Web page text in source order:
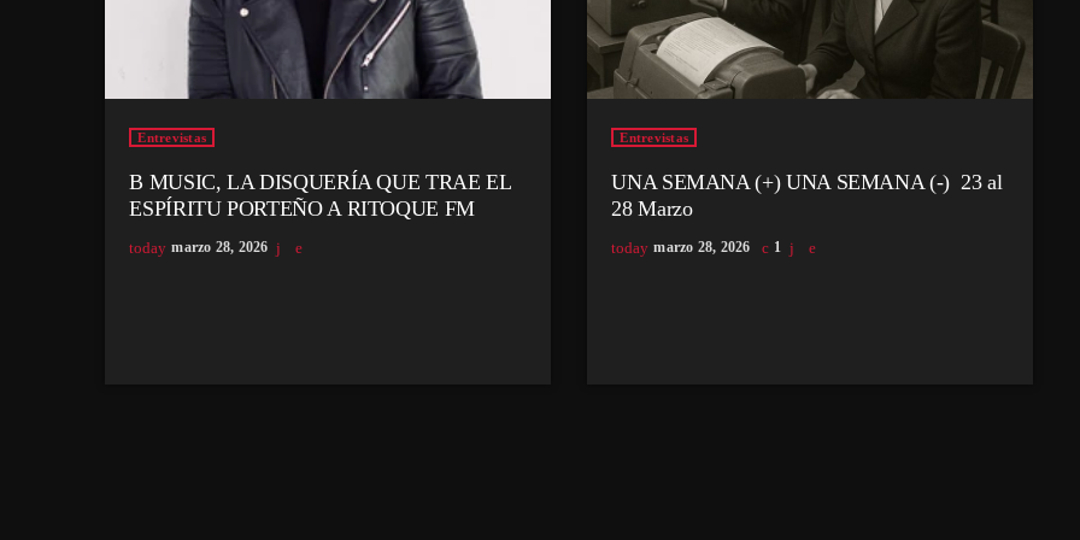
Entrevistas
B MUSIC, LA DISQUERÍA QUE TRAE EL
ESPÍRITU PORTEÑO A RITOQUE FM
today marzo 28, 2026
Entrevistas
UNA SEMANA (+) UNA SEMANA (-) 23 al
28 Marzo
today marzo 28, 2026 1